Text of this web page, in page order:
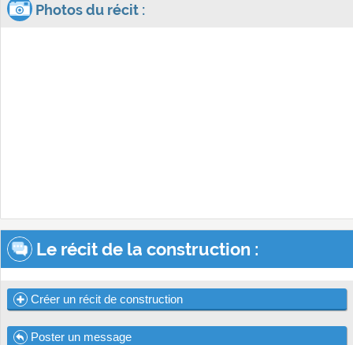
Photos du récit :
Le récit de la construction :
Créer un récit de construction
Poster un message